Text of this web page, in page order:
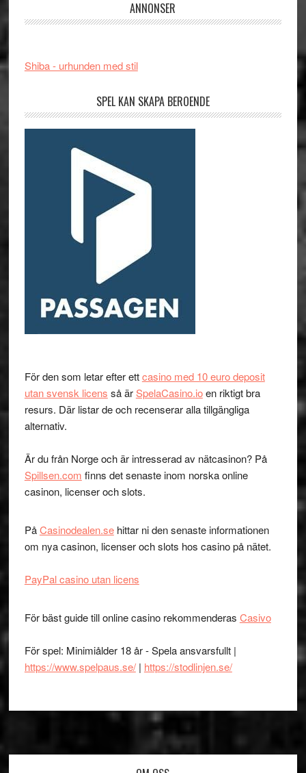
ANNONSER
Shiba - urhunden med stil
SPEL KAN SKAPA BEROENDE
För den som letar efter ettcasino med 10 euro deposit
utan svensk licens så ärSpelaCasino.ioen riktigt bra
resurs. Där listar de och recenserar alla tillgängliga
alternativ.
Är du från Norge och är intresserad av nätcasinon? På
Spillsen.com finns det senaste inom norska online
casinon, licenser och slots.
PåCasinodealen.sehittar ni den senaste informationen
om nya casinon, licenser och slots hos casino på nätet.
PayPal casino utan licens
För bäst guide till online casino rekommenderas Casivo
För spel: Minimiålder 18 år - Spela ansvarsfullt |
https://www.spelpaus.se/| https://stodlinjen.se/